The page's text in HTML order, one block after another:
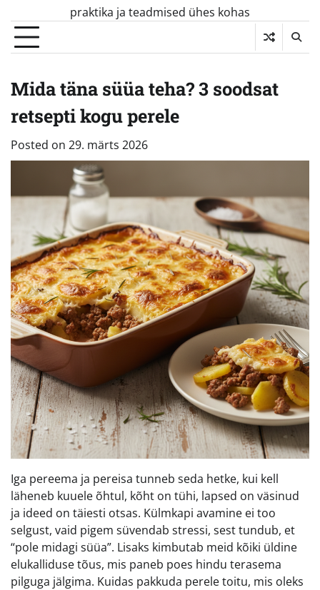
content
praktika ja teadmised ühes kohas
Mida täna süüa teha? 3 soodsat
retsepti kogu perele
Posted on 29. märts 2026
Iga pereema ja pereisa tunneb seda hetke, kui kell
läheneb kuuele õhtul, kõht on tühi, lapsed on väsinud
ja ideed on täiesti otsas. Külmkapi avamine ei too
selgust, vaid pigem süvendab stressi, sest tundub, et
“pole midagi süüa”. Lisaks kimbutab meid kõiki üldine
elukalliduse tõus, mis paneb poes hindu terasema
pilguga jälgima. Kuidas pakkuda perele toitu, mis oleks